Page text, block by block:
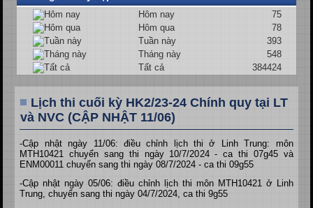
Hôm nay
75
Hôm qua
78
Tuần này
393
Tháng này
548
Tất cả
384424
Lịch thi cuối kỳ HK2/23-24 Chính quy tại LT
và NVC (CẬP NHẬT 11/06)
-Cập nhật ngày 11/06: điều chỉnh lịch thi ở Linh Trung: môn
MTH10421 chuyển sang thi ngày 10/7/2024 - ca thi 07g45 và
ENM00011 chuyển sang thi ngày 08/7/2024 - ca thi 09g55
-Cập nhật ngày 05/06: điều chỉnh lịch thi môn MTH10421 ở Linh
Trung, chuyển sang thi ngày 04/7/2024, ca thi 9g55